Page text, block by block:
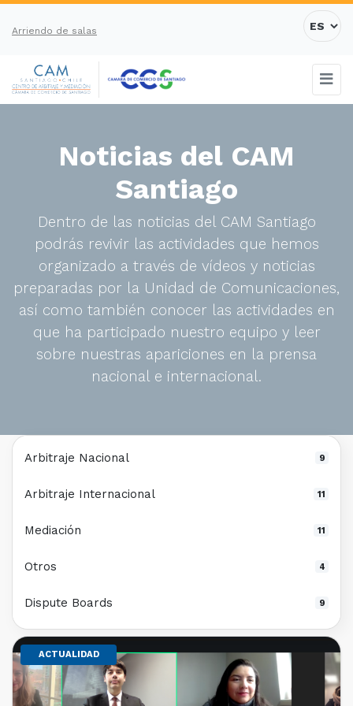
Arriendo de salas
Noticias del CAM
Santiago
Dentro de las noticias del CAM Santiago
podrás revivir las actividades que hemos
organizado a través de vídeos y noticias
preparadas por la Unidad de Comunicaciones,
así como también conocer las actividades en
que ha participado nuestro equipo y leer
sobre nuestras apariciones en la prensa
nacional e internacional.
ACTUALIDAD
Arbitraje Nacional 9
Arbitraje Internacional 11
Mediación 11
Otros 4
Dispute Boards 9